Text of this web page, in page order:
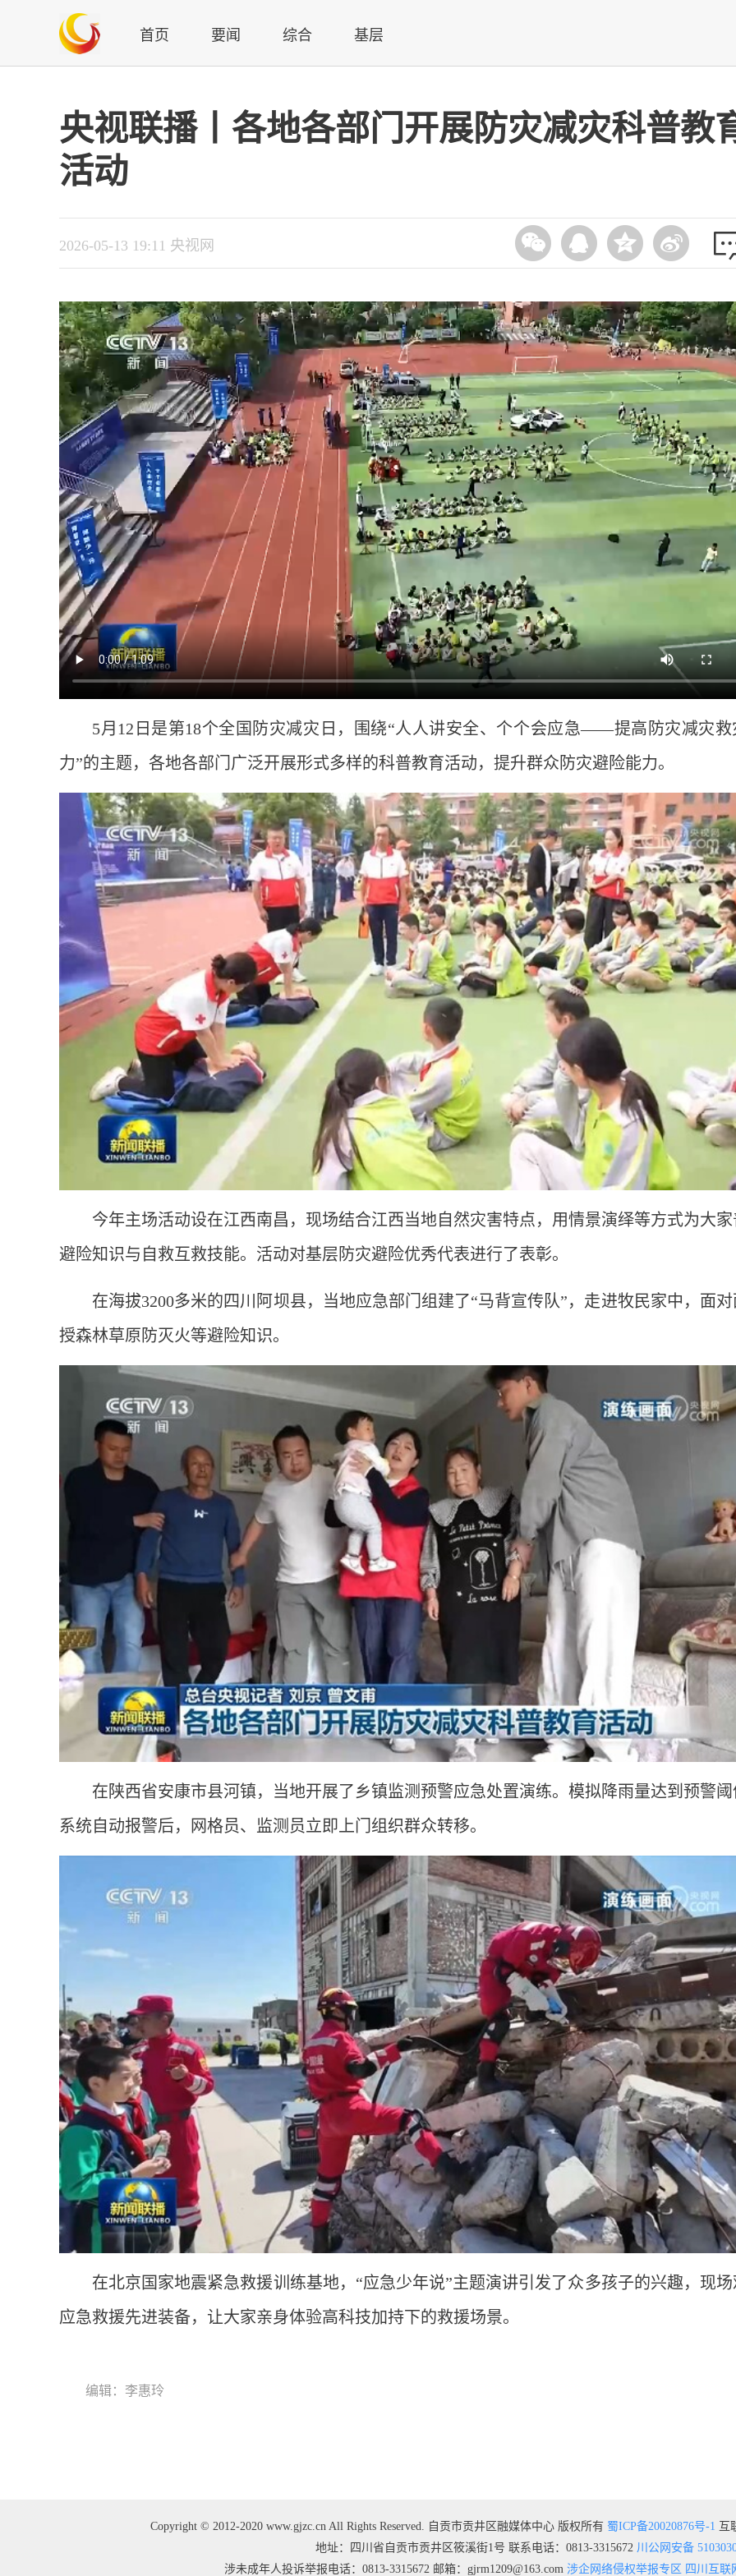
首页 要闻 综合 基层
央视联播丨各地各部门开展防灾减灾科普教
活动
2026-05-13 19:11 央视网
5月12日是第18个全国防灾减灾日，围绕“人人讲安全、个个会应急——提高防灾减灾救
力”的主题，各地各部门广泛开展形式多样的科普教育活动，提升群众防灾避险能力。
今年主场活动设在江西南昌，现场结合江西当地自然灾害特点，用情景演绎等方式为大
避险知识与自救互救技能。活动对基层防灾避险优秀代表进行了表彰。
在海拔3200多米的四川阿坝县，当地应急部门组建了“马背宣传队”，走进牧民家中，面
授森林草原防灭火等避险知识。
在陕西省安康市县河镇，当地开展了乡镇监测预警应急处置演练。模拟降雨量达到预警
系统自动报警后，网格员、监测员立即上门组织群众转移。
在北京国家地震紧急救援训练基地，“应急少年说”主题演讲引发了众多孩子的兴趣，现
应急救援先进装备，让大家亲身体验高科技加持下的救援场景。
编辑：李惠玲
Copyright © 2012-2020 www.gjzc.cn All Rights Reserved. 自贡市贡井区融媒体中心 版权所有 蜀ICP备20020876号-1 互
地址：四川省自贡市贡井区筱溪街1号 联系电话：0813-3315672 川公网安备
涉未成年人投诉举报电话：0813-3315672 邮箱：gjrm1209@163.com涉企网络侵权举报专区 四川互联